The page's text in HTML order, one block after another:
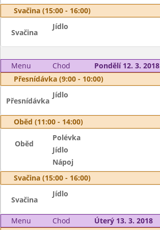
Svačina (15:00 - 16:00)
Svačina
Jídlo
Menu Chod
Pondělí 12. 3. 2018
Přesnídávka (9:00 - 10:00)
Přesnídávka
Jídlo
Oběd (11:00 - 14:00)
Oběd
Polévka
Jídlo
Nápoj
Svačina (15:00 - 16:00)
Svačina
Jídlo
Menu Chod
Úterý 13. 3. 2018